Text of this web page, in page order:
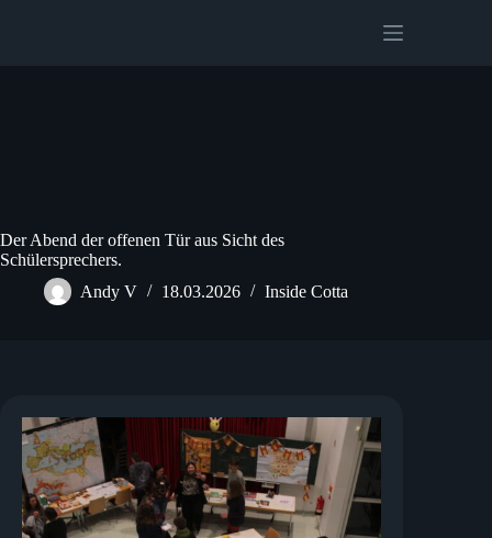
Der Abend der offenen Tür aus Sicht des
Schülersprechers.
Andy V
18.03.2026 Inside Cotta